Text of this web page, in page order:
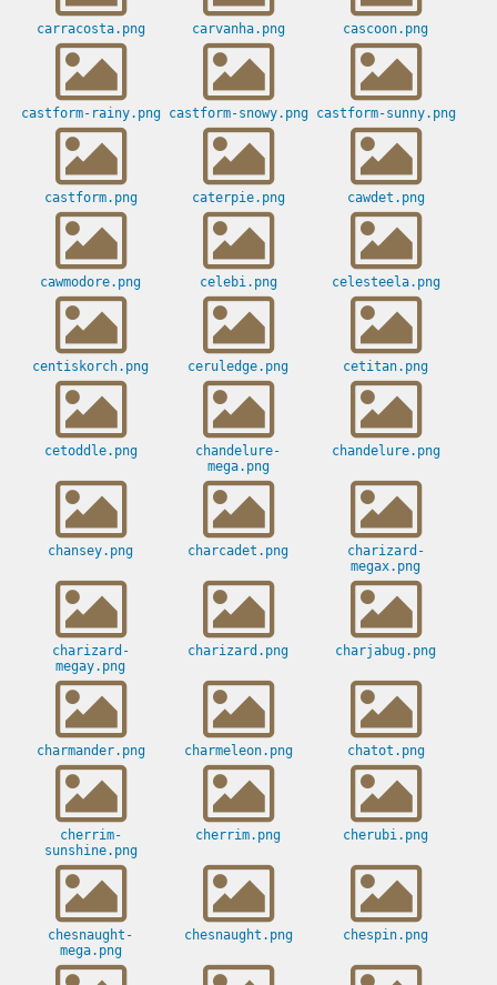
carracosta.png carvanha.png cascoon.png
castform-rainy.png castform-snowy.png castform-sunny.png
castform.png caterpie.png cawdet.png
cawmodore.png celebi.png celesteela.png
centiskorch.png ceruledge.png cetitan.png
cetoddle.png
chandelure-
mega.png
chandelure.png
chansey.png charcadet.png
charizard-
megax.png
charizard-
megay.png
charizard.png charjabug.png
charmander.png charmeleon.png chatot.png
cherrim-
sunshine.png
cherrim.png cherubi.png
chesnaught-
mega.png
chesnaught.png chespin.png